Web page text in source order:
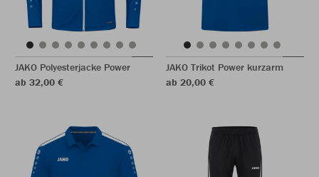
JAKO Polyesterjacke Power
ab 32,00 €
JAKO Trikot Power kurzarm
ab 20,00 €